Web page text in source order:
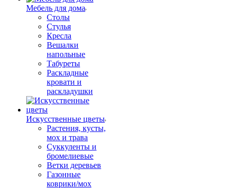
Мебель для дома
Столы
Стулья
Кресла
Вешалки
напольные
Табуреты
Раскладные
кровати и
раскладушки
Искусственные цветы
Растения, кусты,
мох и трава
Суккуленты и
бромелиевые
Ветки деревьев
Газонные
коврики/мох